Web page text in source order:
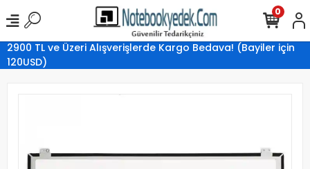
2900 TL ve Üzeri Alışverişlerde Kargo Bedava! (Bayiler için
120USD)
0